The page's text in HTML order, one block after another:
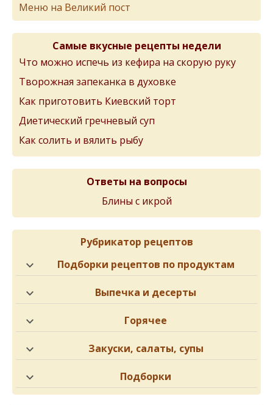
Меню на Великий пост
Самые вкусные рецепты недели
Что можно испечь из кефира на скорую руку
Творожная запеканка в духовке
Как приготовить Киевский торт
Диетический гречневый суп
Как солить и вялить рыбу
Ответы на вопросы
Блины с икрой
Рубрикатор рецептов
Подборки рецептов по продуктам
Выпечка и десерты
Горячее
Закуски, салаты, супы
Подборки